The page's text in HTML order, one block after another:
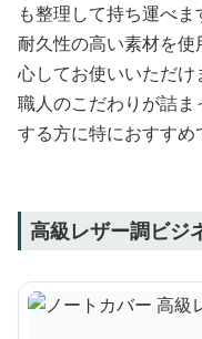
も整理して持ち運べま
耐久性の高い素材を
心してお使いいただけ
職人のこだわりが詰
する方に特におすすめ
高級レザー調ビジ